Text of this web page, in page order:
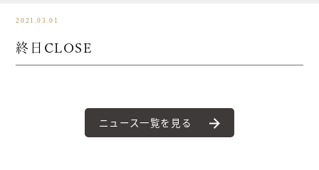
2021.03.01
終日CLOSE
ニュース一覧を見る